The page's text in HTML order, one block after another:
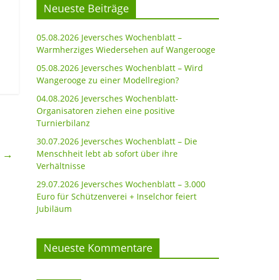
→
Neueste Beiträge
05.08.2026 Jeversches Wochenblatt –
Warmherziges Wiedersehen auf Wangerooge
05.08.2026 Jeversches Wochenblatt – Wird
Wangerooge zu einer Modellregion?
04.08.2026 Jeversches Wochenblatt-
Organisatoren ziehen eine positive
Turnierbilanz
30.07.2026 Jeversches Wochenblatt – Die
Menschheit lebt ab sofort über ihre
Verhältnisse
29.07.2026 Jeversches Wochenblatt – 3.000
Euro für Schützenverei + Inselchor feiert
Jubiläum
Neueste Kommentare